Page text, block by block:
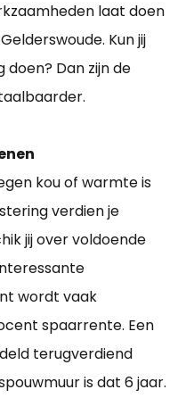
laat doen
Kun jij
Dan zijn de
kou of warmte is
verdien je
jij over voldoende
wordt vaak
spaarrente. Een
terugverdiend
is dat 6 jaar.